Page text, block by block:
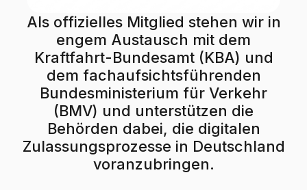
Als offizielles Mitglied stehen wir in
engem Austausch mit dem
Kraftfahrt-Bundesamt (KBA) und
dem fachaufsichtsführenden
Bundesministerium für Verkehr
(BMV) und unterstützen die
Behörden dabei, die digitalen
Zulassungsprozesse in Deutschland
voranzubringen.